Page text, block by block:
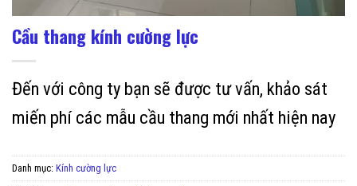
Cầu thang kính cường lực
Đến với công ty bạn sẽ được tư vấn, khảo sát
miến phí các mẫu cầu thang mới nhất hiện nay
Danh mục: Kính cường lực